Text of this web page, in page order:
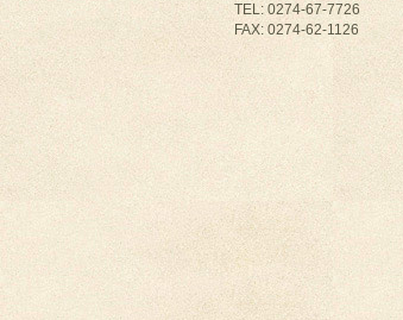
TEL: 0274-67-7726
FAX: 0274-62-1126